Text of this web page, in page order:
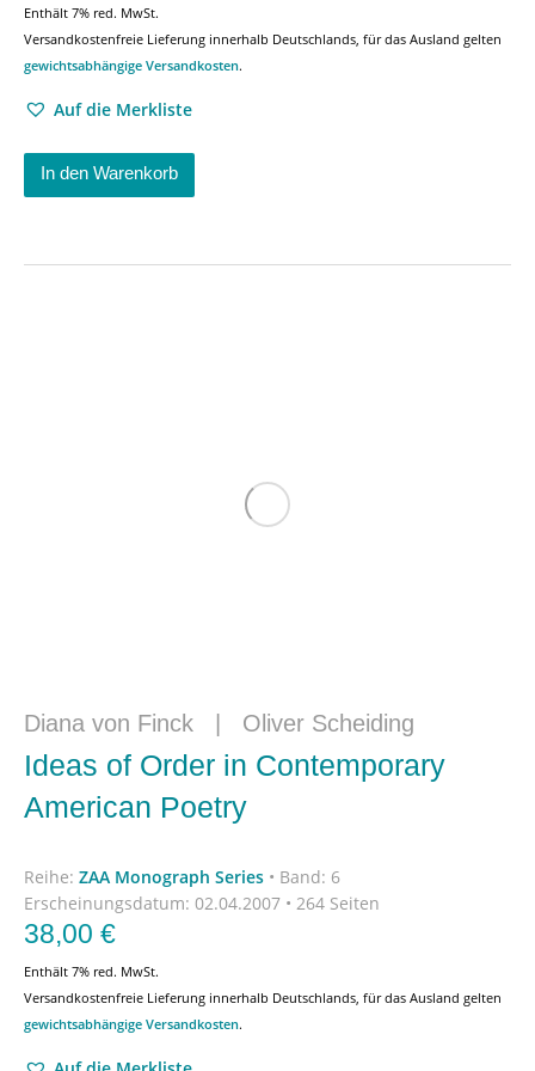
Enthält 7% red. MwSt.
Versandkostenfreie Lieferung innerhalb Deutschlands, für das Ausland gelten
gewichtsabhängige Versandkosten.
Auf die Merkliste
In den Warenkorb
Diana von Finck | Oliver Scheiding
Ideas of Order in Contemporary
American Poetry
Reihe: ZAA Monograph Series • Band: 6
Erscheinungsdatum: 02.04.2007 • 264 Seiten
38,00 €
Enthält 7% red. MwSt.
Versandkostenfreie Lieferung innerhalb Deutschlands, für das Ausland gelten
gewichtsabhängige Versandkosten.